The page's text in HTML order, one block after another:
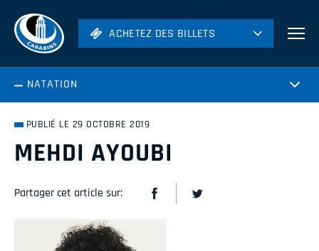
ACHETEZ DES BILLETS
ACHETEZ DES BILLETS
NATATION
PUBLIÉ LE 29 OCTOBRE 2019
MEHDI AYOUBI
Partager cet article sur: